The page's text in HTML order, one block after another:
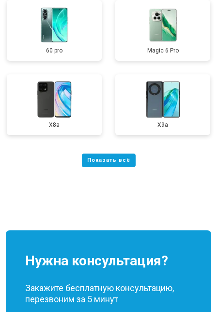
60 pro Magic 6 Pro
X8a X9a
Нужна консультация?
Закажите бесплатную консультацию,
перезвоним за 5 минут